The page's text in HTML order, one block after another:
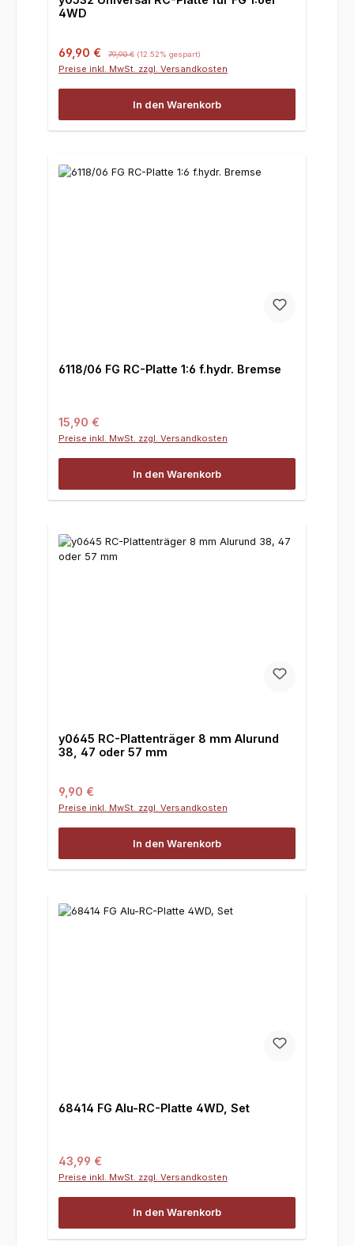
4WD
Verkaufspreis:
69,90 € Regulärer Preis:
79,90 € (12.52% gespart)
Preise inkl. MwSt. zzgl. Versandkosten
In den Warenkorb
6118/06 FG RC-Platte 1:6 f.hydr. Bremse
Regulärer Preis:
15,90 €
Preise inkl. MwSt. zzgl. Versandkosten
In den Warenkorb
y0645 RC-Plattenträger 8 mm Alurund
38, 47 oder 57 mm
Regulärer Preis:
9,90 €
Preise inkl. MwSt. zzgl. Versandkosten
In den Warenkorb
68414 FG Alu-RC-Platte 4WD, Set
Regulärer Preis:
43,99 €
Preise inkl. MwSt. zzgl. Versandkosten
In den Warenkorb